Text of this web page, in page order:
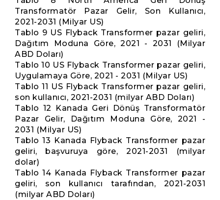
Transformatör Pazar Gelir, Son Kullanıcı,
2021-2031 (Milyar US)
Tablo 9 US Flyback Transformer pazar geliri,
Dağıtım Moduna Göre, 2021 - 2031 (Milyar
ABD Doları)
Tablo 10 US Flyback Transformer pazar geliri,
Uygulamaya Göre, 2021 - 2031 (Milyar US)
Tablo 11 US Flyback Transformer pazar geliri,
son kullanıcı, 2021-2031 (milyar ABD Doları)
Tablo 12 Kanada Geri Dönüş Transformatör
Pazar Gelir, Dağıtım Moduna Göre, 2021 -
2031 (Milyar US)
Tablo 13 Kanada Flyback Transformer pazar
geliri, başvuruya göre, 2021-2031 (milyar
dolar)
Tablo 14 Kanada Flyback Transformer pazar
geliri, son kullanıcı tarafından, 2021-2031
(milyar ABD Doları)